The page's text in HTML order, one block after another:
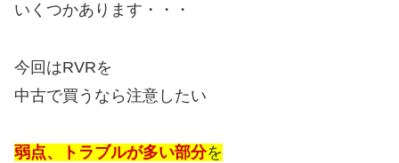
いくつかあります・・・
今回はRVRを
中古で買うなら注意したい
弱点、トラブルが多い部分を